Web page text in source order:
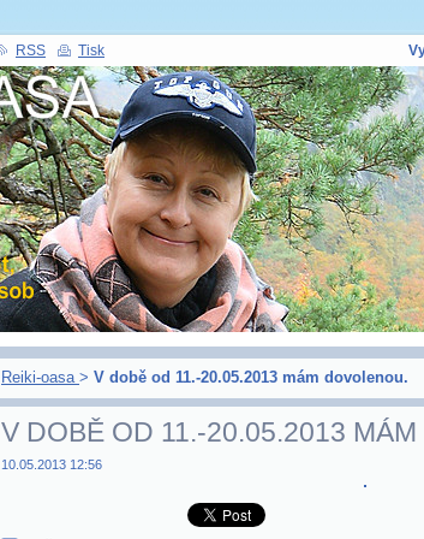
Reiki-oasa > V době od 11.-20.05.2013 mám dovolenou.
V DOBĚ OD 11.-20.05.2013
10.05.2013 12:56
RSS Tisk